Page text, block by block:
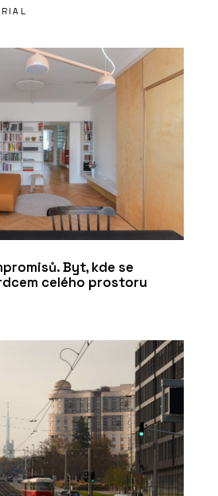
Byt, kde se
celého prostoru